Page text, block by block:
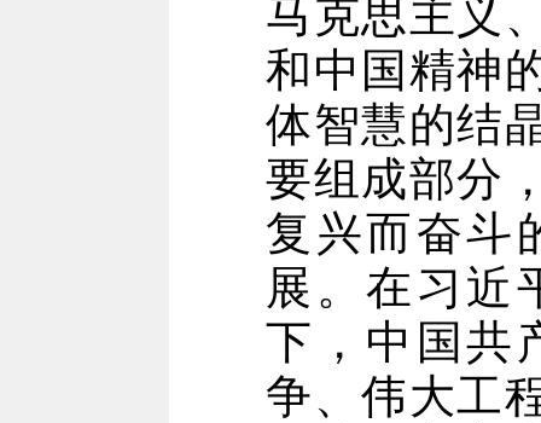
马克思主义
和中国精神
体智慧的结
要组成部分
复兴而奋斗
展。在习近
下，中国共
争、伟大工